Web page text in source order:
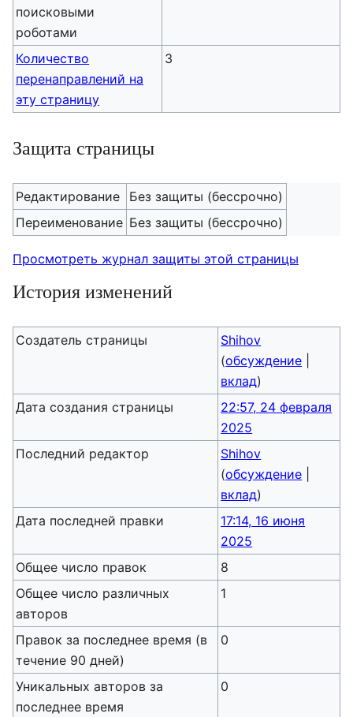
поисковыми
роботами
Количество
перенаправлений на
эту страницу
3
Защита страницы
Редактирование
Без защиты (бессрочно)
Переименование Без защиты (бессрочно)
Просмотреть журнал защиты этой страницы
История изменений
Создатель страницы
Shihov
(обсуждение
вклад)
Дата создания страницы
22:57, 24 февраля
2025
Последний редактор
Shihov
(обсуждение
вклад)
Дата последней правки
17:14, 16 июня
2025
Общее число правок
8
Общее число различных
авторов
1
Правок за последнее время (в
течение 90 дней)
0
Уникальных авторов за
последнее время
0